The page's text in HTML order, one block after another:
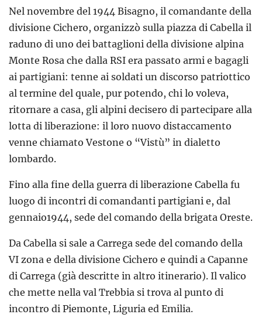
Nel novembre del 1944 Bisagno, il comandante della
divisione Cichero, organizzò sulla piazza di Cabella il
raduno di uno dei battaglioni della divisione alpina
Monte Rosa che dalla RSI era passato armi e bagagli
ai partigiani: tenne ai soldati un discorso patriottico
al termine del quale, pur potendo, chi lo voleva,
ritornare a casa, gli alpini decisero di partecipare alla
lotta di liberazione: il loro nuovo distaccamento
venne chiamato Vestone o “Vistù” in dialetto
lombardo.
Fino alla fine della guerra di liberazione Cabella fu
luogo di incontri di comandanti partigiani e, dal
gennaio1944, sede del comando della brigata Oreste.
Da Cabella si sale a Carrega sede del comando della
VI zona e della divisione Cichero e quindi a Capanne
di Carrega (già descritte in altro itinerario). Il valico
che mette nella val Trebbia si trova al punto di
incontro di Piemonte, Liguria ed Emilia.